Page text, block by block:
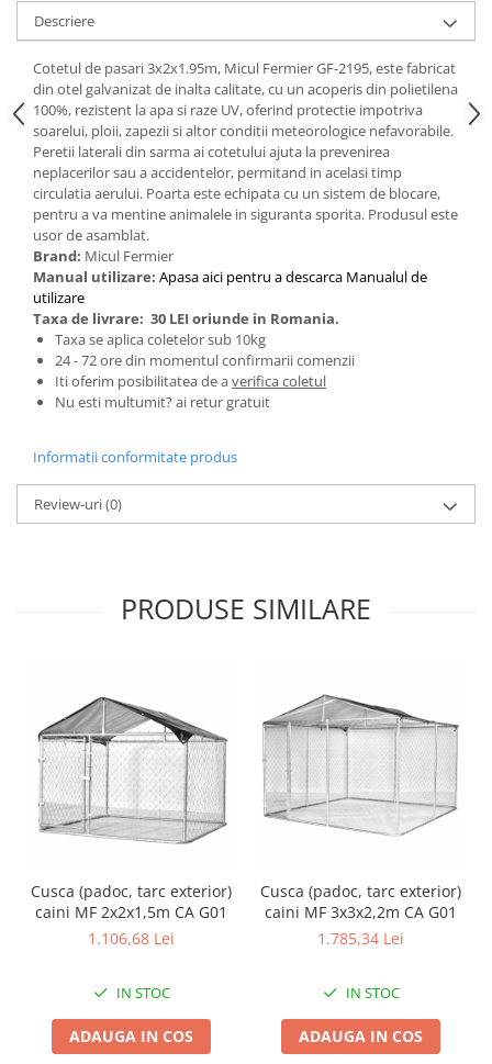
Tractoraș de tuns gazonul
Zootehnie
Incubatoare, oparitoare si
deplumatoare
Echipamente pentru animale
Aparate de tuns animale
Piese si accesorii aparate de tuns
animale
Tarcuri animale
Semanatori
Masini batut stalpi si accesorii
Roabe & accesorii
Casute gradina si cutii depozitare
Mobilier gradina
umbrire
Lopeti zapada
Zdrobitoare si teascuri
Zdrobitoare electrice & manuale
Articole antidaunatori gradina
Sere si solarii
Suflante si aspiratoare exterior
Unelte altoit
Unelte manuale de gradina -
Folie si plase pt plante
Masini de maturat manuale
Pentru Casa si Camping
Aragaze, plite, piese butelii de
Descriere
Cotetul de pasari 3x2x1.95m, Micul Fermier GF-2195, este fabricat
din otel galvanizat de inalta calitate, cu un acoperis din polietilena
100%, rezistent la apa si raze UV, oferind protectie impotriva
soarelui, ploii, zapezii si altor conditii meteorologice nefavorabile.
Peretii laterali din sarma ai cotetului ajuta la prevenirea
neplacerilor sau a accidentelor, permitand in acelasi timp
circulatia aerului. Poarta este echipata cu un sistem de blocare,
pentru a va mentine animalele in siguranta sporita. Produsul este
usor de asamblat.
Brand: Micul Fermier
Manual utilizare: Apasa aici pentru a descarca Manualul de
utilizare
Taxa de livrare: 30 LEI oriunde in Romania.
Taxa se aplica coletelor sub 10kg
24 - 72 ore din momentul confirmarii comenzii
Iti oferim posibilitatea de averifica coletul
Nu esti multumit? ai retur gratuit
Informatii conformitate produs
Review-uri(0)
PRODUSE SIMILARE
Cusca (padoc, tarc exterior)
caini MF 2x2x1,5m CA G01
1.106,68 Lei
IN STOC
ADAUGA IN COS
Cusca (padoc, tarc exterior)
caini MF 3x3x2,2m CA G01
1.785,34 Lei
IN STOC
ADAUGA IN COS